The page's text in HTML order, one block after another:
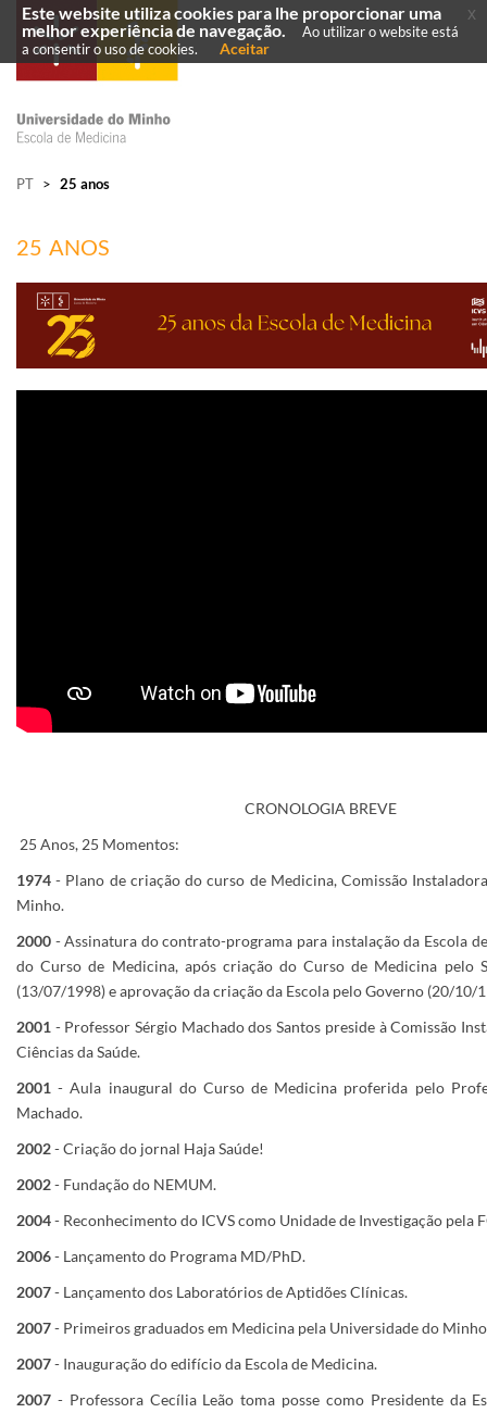
PT > 25 anos
25 ANOS
CRONOLOGIA BREVE
25 Anos, 25 Momentos:
1974 - Plano de criação do curso de Medicina, Comissão
Minho.
2000 - Assinatura do contrato-programa para instalação da Escola
do Curso de Medicina, após criação do Curso de Medicina pelo
(13/07/1998) e aprovação da criação da Escola pelo Governo (20/10/
2001 - Professor Sérgio Machado dos Santos preside à Comissão
Ciências da Saúde.
2001 - Aula inaugural do Curso de Medicina proferida pelo
Machado.
2002- Criação do jornal Haja Saúde!
2002- Fundação do NEMUM.
2004- Reconhecimento do ICVS como Unidade de Investigação pela
2006- Lançamento do Programa MD/PhD.
2007- Lançamento dos Laboratórios de Aptidões Clínicas.
2007- Primeiros graduados em Medicina pela Universidade do
2007- Inauguração do edifício da Escola de Medicina.
2007 - Professora Cecília Leão toma posse como Presidente da
Este website utiliza cookies para lhe proporcionar uma
melhor experiência de navegação.
Ao utilizar o website está
a consentir o uso de cookies.
Aceitar
x